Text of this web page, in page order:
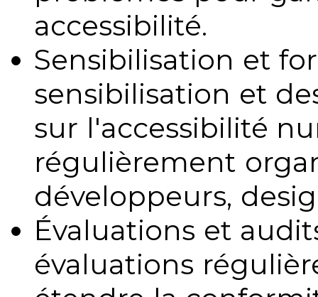
accessibilité.
Sensibilisation et
sensibilisation et
sur l'accessibilité
régulièrement
développeurs,
Évaluations et
évaluations